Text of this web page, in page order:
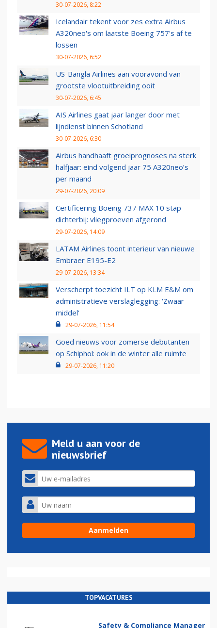
30-07-2026, 8:22
Icelandair tekent voor zes extra Airbus
A320neo's om laatste Boeing 757's af te
lossen
30-07-2026, 6:52
US-Bangla Airlines aan vooravond van
grootste vlootuitbreiding ooit
30-07-2026, 6:45
AIS Airlines gaat jaar langer door met
lijndienst binnen Schotland
30-07-2026, 6:30
Airbus handhaaft groeiprognoses na sterk
halfjaar: eind volgend jaar 75 A320neo’s
per maand
29-07-2026, 20:09
Certificering Boeing 737 MAX 10 stap
dichterbij: vliegproeven afgerond
29-07-2026, 14:09
LATAM Airlines toont interieur van nieuwe
Embraer E195-E2
29-07-2026, 13:34
Verscherpt toezicht ILT op KLM E&M om
administratieve verslaglegging: ‘Zwaar
middel’
29-07-2026, 11:54
Goed nieuws voor zomerse debutanten
op Schiphol: ook in de winter alle ruimte
29-07-2026, 11:20
Meld u aan voor de
nieuwsbrief
TOPVACATURES
Safety & Compliance Manager